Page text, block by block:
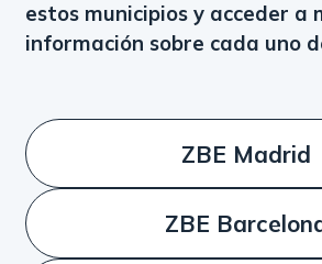
estos municipios y acceder a
información sobre cada uno
ZBE Madrid
ZBE